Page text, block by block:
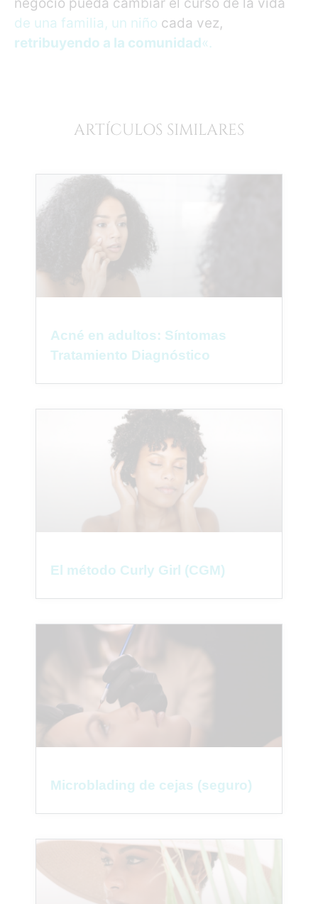
de una familia, un niño cada vez,
retribuyendo a la comunidad«.
ARTÍCULOS SIMILARES
Acné en adultos: Síntomas
Tratamiento Diagnóstico
El método Curly Girl (CGM)
Microblading de cejas (seguro)